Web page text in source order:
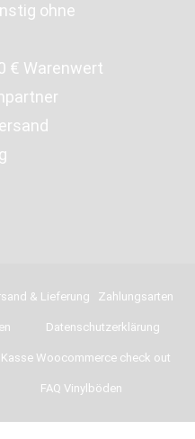
ohne
€ Warenwert
& Lieferung Zahlungsarten
Datenschutzerklärung
Kasse Woocommerce check out
FAQ Vinylböden